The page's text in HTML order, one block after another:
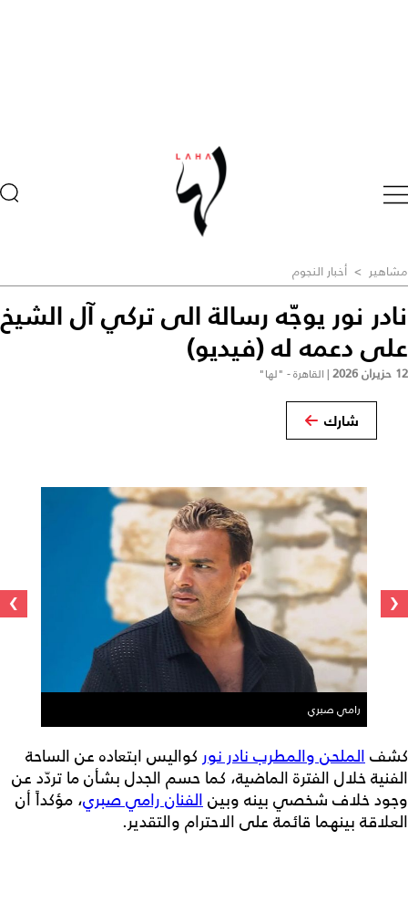
مشاهير > أخبار النجوم
نادر نور يوجّه رسالة الى تركي آل الشيخ
على دعمه له (فيديو)
12 حزيران 2026 | القاهرة - "لها"
شارك
رامي صبري
‹
›
كشف الملحن والمطرب نادر نور كواليس ابتعاده عن الساحة
الفنية خلال الفترة الماضية، كما حسم الجدل بشأن ما تردّد عن
وجود خلاف شخصي بينه وبين الفنان رامي صبري، مؤكداً أن
العلاقة بينهما قائمة على الاحترام والتقدير.